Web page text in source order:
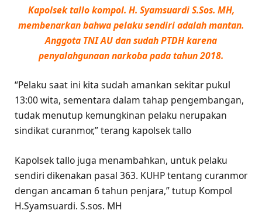
Kapolsek tallo kompol. H. Syamsuardi S.Sos. MH,
membenarkan bahwa pelaku sendiri adalah mantan.
Anggota TNI AU dan sudah PTDH karena
penyalahgunaan narkoba pada tahun 2018.
“Pelaku saat ini kita sudah amankan sekitar pukul
13:00 wita, sementara dalam tahap pengembangan,
tudak menutup kemungkinan pelaku nerupakan
sindikat curanmor,” terang kapolsek tallo
Kapolsek tallo juga menambahkan, untuk pelaku
sendiri dikenakan pasal 363. KUHP tentang curanmor
dengan ancaman 6 tahun penjara,” tutup Kompol
H.Syamsuardi. S.sos. MH